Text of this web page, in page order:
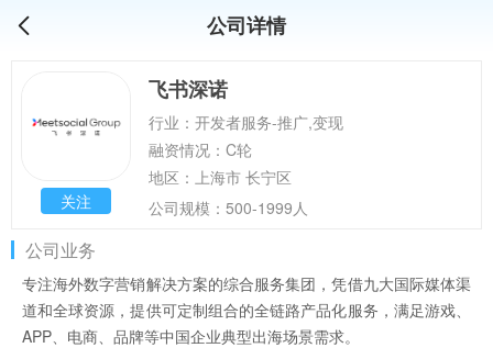
公司详情
关注
飞书深诺
行业：开发者服务-推广,变现
融资情况：C轮
地区：上海市 长宁区
公司规模：500-1999人
公司业务
专注海外数字营销解决方案的综合服务集团，凭借九大国际媒体渠
道和全球资源，提供可定制组合的全链路产品化服务，满足游戏、
APP、电商、品牌等中国企业典型出海场景需求。